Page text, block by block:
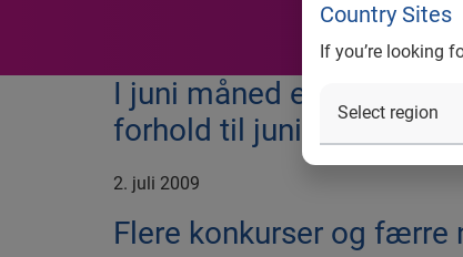
Country Sites
If you’re looking
I juni måned er 499
forhold til juni måned
2. juli 2009
Flere konkurser og færre